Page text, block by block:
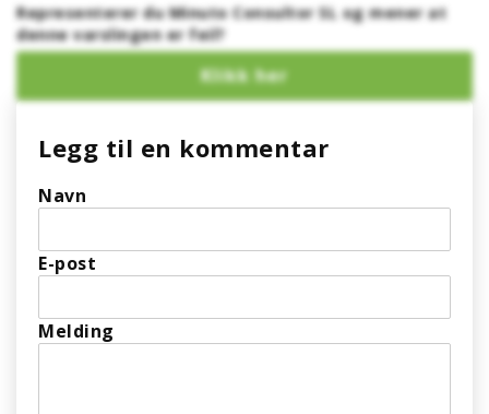
Representerer du Minuto Consultor SL og mener at
denne varslingen er feil?
Legg til en kommentar
Navn
E-post
Melding